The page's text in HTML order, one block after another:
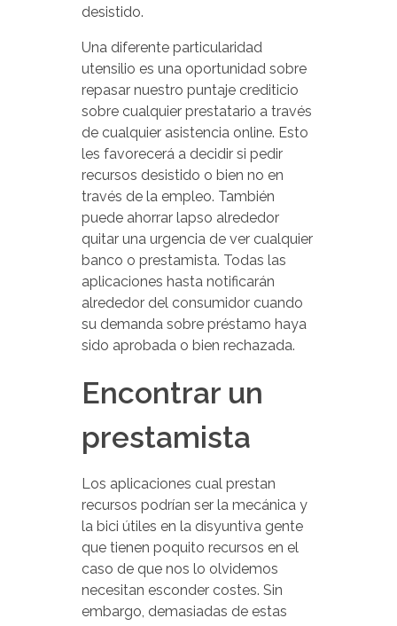
desistido.
Una diferente particularidad
utensilio es una oportunidad sobre
repasar nuestro puntaje crediticio
sobre cualquier prestatario a través
de cualquier asistencia online. Esto
les favorecerá a decidir si pedir
recursos desistido o bien no en
través de la empleo. También
puede ahorrar lapso alrededor
quitar una urgencia de ver cualquier
banco o prestamista. Todas las
aplicaciones hasta notificarán
alrededor del consumidor cuando
su demanda sobre préstamo haya
sido aprobada o bien rechazada.
Encontrar un
prestamista
Los aplicaciones cual prestan
recursos podrían ser la mecánica y
la bici útiles en la disyuntiva gente
que tienen poquito recursos en el
caso de que nos lo olvidemos
necesitan esconder costes. Sin
embargo, demasiadas de estas